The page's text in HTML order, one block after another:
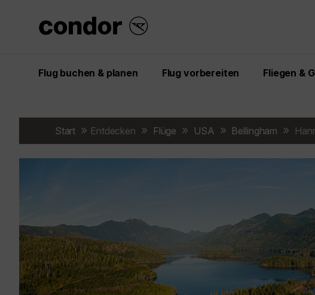
Flug buchen & planen Flug vorbereiten Fliegen &
Start Entdecken Flüge USA Bellingham